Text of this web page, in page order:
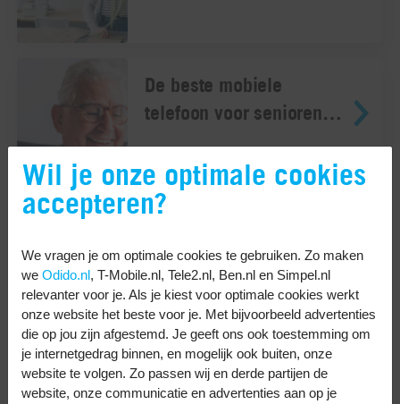
De beste mobiele
telefoon voor senioren:
Vergelijking: Motorola
Motorola G35
Wil je onze optimale cookies
accepteren?
We vragen je om optimale cookies te gebruiken. Zo maken
we Odido.nl, T-Mobile.nl, Tele2.nl, Ben.nl en Simpel.nl
relevanter voor je. Als je kiest voor optimale cookies werkt
onze website het beste voor je. Met bijvoorbeeld advertenties
die op jou zijn afgestemd. Je geeft ons ook toestemming om
je internetgedrag binnen, en mogelijk ook buiten, onze
website te volgen. Zo passen wij en derde partijen de
website, onze communicatie en advertenties aan op je